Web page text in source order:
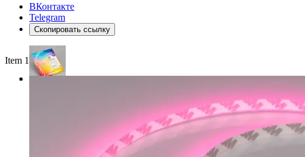
ВКонтакте
Telegram
Скопировать ссылку
Item 1 of 5